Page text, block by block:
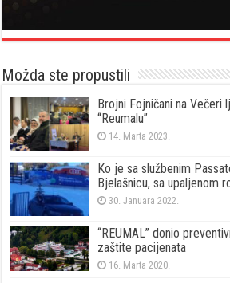
Možda ste propustili
Brojni Fojničani na Večeri
“Reumalu”
14. Marta 2023.
Ko je sa službenim
Bjelašnicu, sa upaljenom
30. Januara 2022.
“REUMAL” donio
zaštite pacijenata
16. Marta 2020.